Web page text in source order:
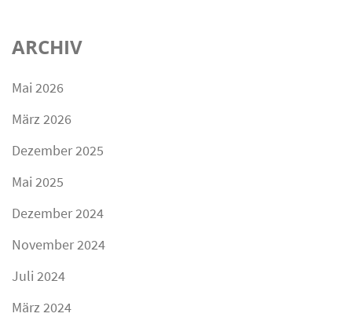
ARCHIV
Mai 2026
März 2026
Dezember 2025
Mai 2025
Dezember 2024
November 2024
Juli 2024
März 2024